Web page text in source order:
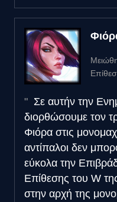
Σε αυτήν την
διορθώσουμε τον
Φιόρα στις
αντίπαλοι δεν
εύκολα την
Επίθεσης του W
στην αρχή της